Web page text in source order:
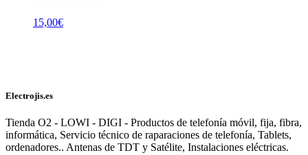
15,00€
Electrojis.es
Tienda O2 - LOWI - DIGI - Productos de telefonía móvil, fija, fibra,
informática, Servicio técnico de raparaciones de telefonía, Tablets,
ordenadores.. Antenas de TDT y Satélite, Instalaciones eléctricas.